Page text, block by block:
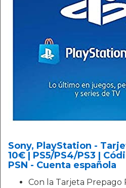
Sony, PlayStation -
10€ | PS5/PS4/PS3 |
PSN - Cuenta española
Con la Tarjeta Prepago